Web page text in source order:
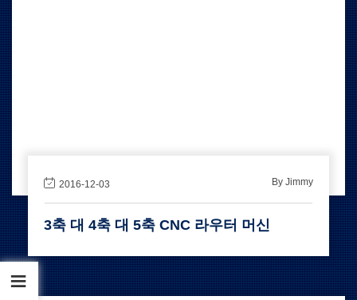
2016-12-03 By Jimmy
3축 대 4축 대 5축 CNC 라우터 머신